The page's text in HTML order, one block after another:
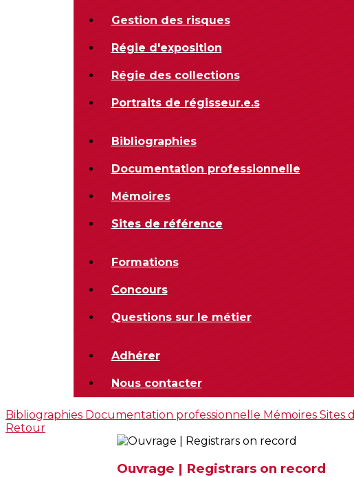
Gestion des risques
Régie d'exposition
Régie des collections
Portraits de régisseur.e.s
Bibliographies
Documentation professionnelle
Mémoires
Sites de référence
Formations
Concours
Questions sur le métier
Adhérer
Nous contacter
Bibliographies Documentation professionnelle Mémoires Sites
Retour
Ouvrage | Registrars on record